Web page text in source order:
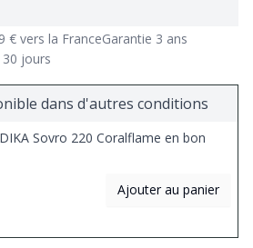
€ vers la FranceGarantie 3 ans
jours
dans d'autres conditions
Sovro 220 Coralflame en bon
Ajouter au panier